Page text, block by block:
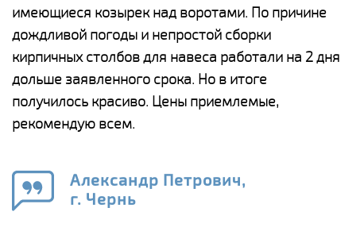
имеющиеся козырек над воротами. По причине
дождливой погоды и непростой сборки
кирпичных столбов для навеса работали на 2 дня
дольше заявленного срока. Но в итоге
получилось красиво. Цены приемлемые,
рекомендую всем.
Александр Петрович,
г. Чернь